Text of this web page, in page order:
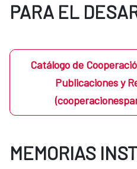
PARA EL
Catálogo de
Publicaciones y
MEMORIAS